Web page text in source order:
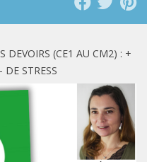
DEVOIRS (CE1 AU CM2) : +
DE STRESS